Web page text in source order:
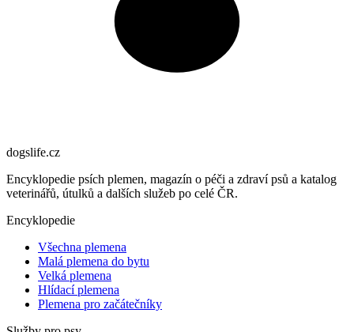
dogslife.cz
Encyklopedie psích plemen, magazín o péči a zdraví psů a katalog
veterinářů, útulků a dalších služeb po celé ČR.
Encyklopedie
Všechna plemena
Malá plemena do bytu
Velká plemena
Hlídací plemena
Plemena pro začátečníky